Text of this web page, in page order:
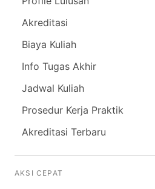
Akreditasi
Biaya Kuliah
Info Tugas Akhir
Jadwal Kuliah
Prosedur Kerja Praktik
Akreditasi Terbaru
AKSI CEPAT